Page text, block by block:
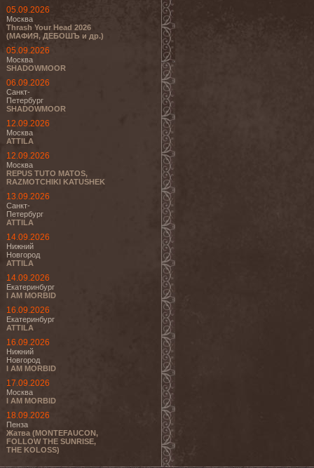
05.09.2026
Москва
Thrash Your Head 2026
(МАФИЯ, ДЕБОШЪ и др.)
05.09.2026
Москва
SHADOWMOOR
06.09.2026
Санкт-
Петербург
SHADOWMOOR
12.09.2026
Москва
ATTILA
12.09.2026
Москва
REPUS TUTO MATOS,
RAZMOTCHIKI KATUSHEK
13.09.2026
Санкт-
Петербург
ATTILA
14.09.2026
Нижний
Новгород
ATTILA
14.09.2026
Екатеринбург
I AM MORBID
16.09.2026
Екатеринбург
ATTILA
16.09.2026
Нижний
Новгород
I AM MORBID
17.09.2026
Москва
I AM MORBID
18.09.2026
Пенза
Жатва (MONTEFAUCON,
FOLLOW THE SUNRISE,
THE KOLOSS)